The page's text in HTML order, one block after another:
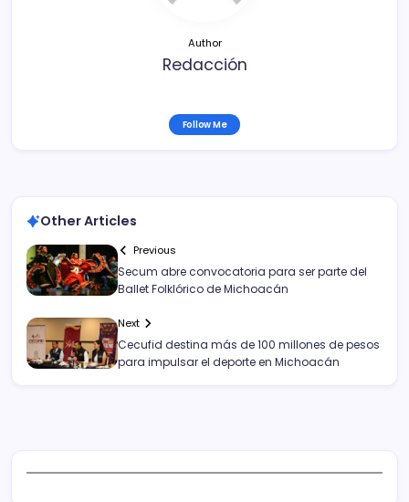
Author
Redacción
Follow Me
Other Articles
Previous
Secum abre convocatoria para ser parte del
Ballet Folklórico de Michoacán
Next
Cecufid destina más de 100 millones de pesos
para impulsar el deporte en Michoacán